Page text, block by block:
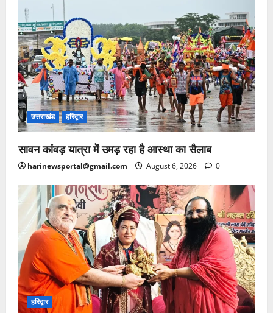
उत्तराखंड हरिद्वार
सावन कांवड़ यात्रा में उमड़ रहा है आस्था का सैलाब
harinewsportal@gmail.com August 6, 2026 0
हरिद्वार